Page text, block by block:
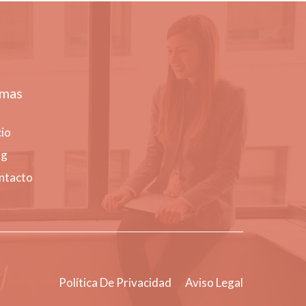
Política De Privacidad Aviso Legal